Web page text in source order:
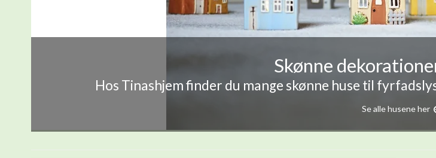
Skønne
Hos Tinashjem finder du mange skønne huse til
Se alle husene her